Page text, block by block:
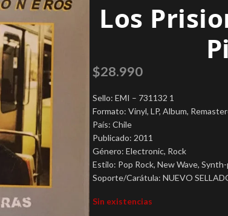
Los
$28.990
Sello: EMI ‎– 731132 1
Formato: Vinyl, LP, Album,
País: Chile
Publicado: 2011
Género: Electronic, Rock
Estilo: Pop Rock, New Wave,
Soporte/Carátula: NUEVO
Sin existencias